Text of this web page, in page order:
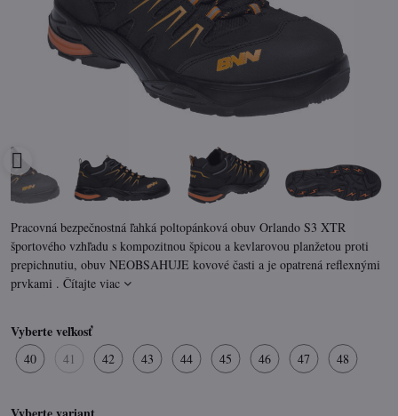
Pracovná bezpečnostná ľahká poltopánková obuv Orlando S3 XTR
športového vzhľadu s kompozitnou špicou a kevlarovou planžetou proti
prepichnutiu, obuv NEOBSAHUJE kovové časti a je opatrená reflexnými
prvkami . Čítajte viac
Vyberte veľkosť
40 41 42 43 44 45 46 47 48